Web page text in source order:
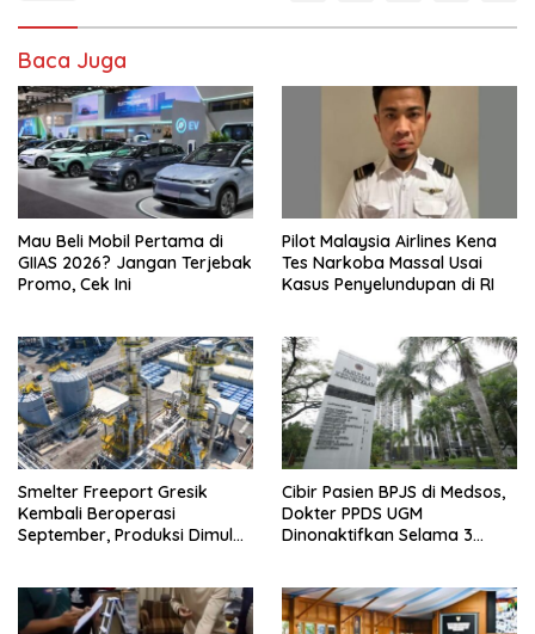
Baca Juga
Mau Beli Mobil Pertama di
GIIAS 2026? Jangan Terjebak
Promo, Cek Ini
Pilot Malaysia Airlines Kena
Tes Narkoba Massal Usai
Kasus Penyelundupan di RI
Smelter Freeport Gresik
Kembali Beroperasi
September, Produksi Dimulai
Cibir Pasien BPJS di Medsos,
Dokter PPDS UGM
Dinonaktifkan Selama 3